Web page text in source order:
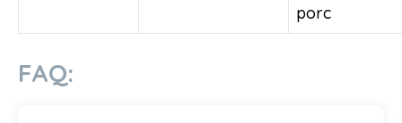
porc
FAQ: